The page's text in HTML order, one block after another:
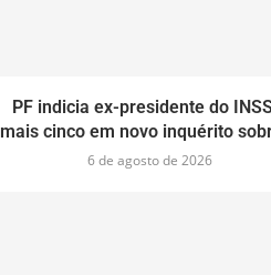
PF indicia ex-presidente do
mais cinco em novo inquérito
6 de agosto de 2026